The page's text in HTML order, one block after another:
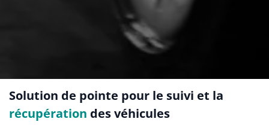
Solution de pointe pour le suivi et la
récupération des véhicules